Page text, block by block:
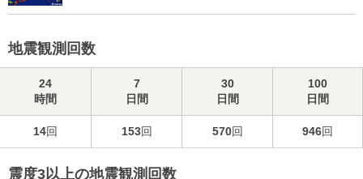
地震観測回数
24
時間
7
日間
30
日間
100
日間
14回 153回 570回 946回
震度3以上の地震観測回数